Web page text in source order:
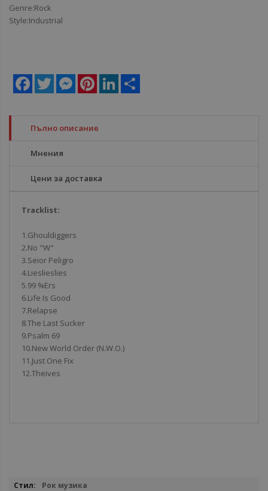
Genre:Rock
Style:Industrial
Facebook
Twitter MessengerPinterestLinkedIn
Пълно описание
Мнения
Цени за доставка
Tracklist:
1.Ghouldiggers
2.No "W"
3.Seior Peligro
4.Lieslieslies
5.99 %Ers
6.Life Is Good
7.Relapse
8.The Last Sucker
9.Psalm 69
10.New World Order (N.W.O.)
11.Just One Fix
12.Theives
Повече
Рок музика